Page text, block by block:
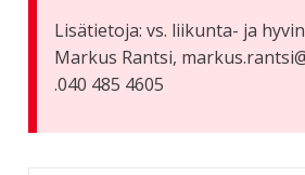
Lisätietoja: vs. liikunta- ja
Markus Rantsi,
.040 485 4605